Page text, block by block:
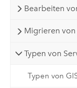
Bearbeiten
Migrieren von
Typen von
Typen von